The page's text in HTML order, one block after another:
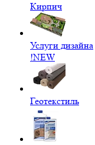
Кирпич
Услуги дизайна
!NEW
Геотекстиль